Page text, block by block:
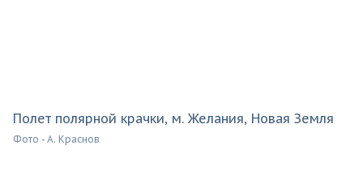
Полет полярной крачки, м. Желания, Новая Земля
Фото - А. Краснов